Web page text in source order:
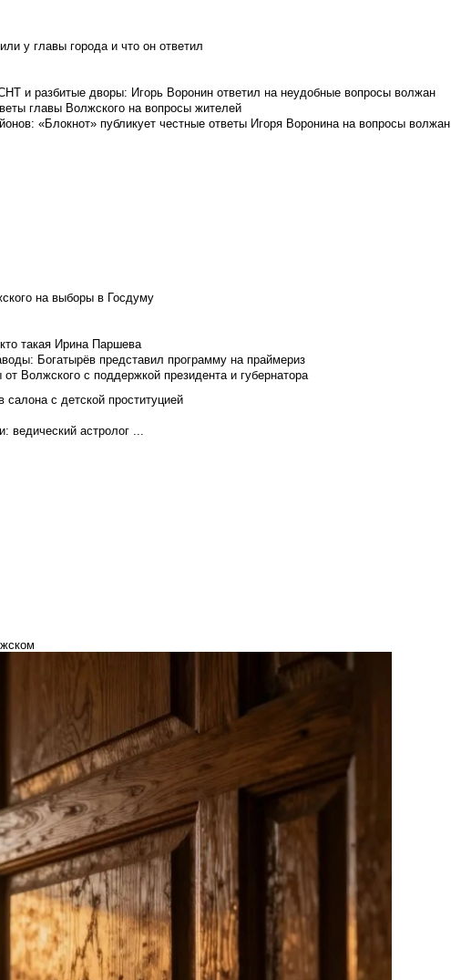
у главы города и что он ответил
и разбитые дворы: Игорь Воронин ответил на неудобные вопросы волжан
главы Волжского на вопросы жителей
«Блокнот» публикует честные ответы Игоря Воронина на вопросы волжан
на выборы в Госдуму
такая Ирина Паршева
Богатырёв представил программу на праймериз
Волжского с поддержкой президента и губернатора
с детской проституцией
ведический астролог ...